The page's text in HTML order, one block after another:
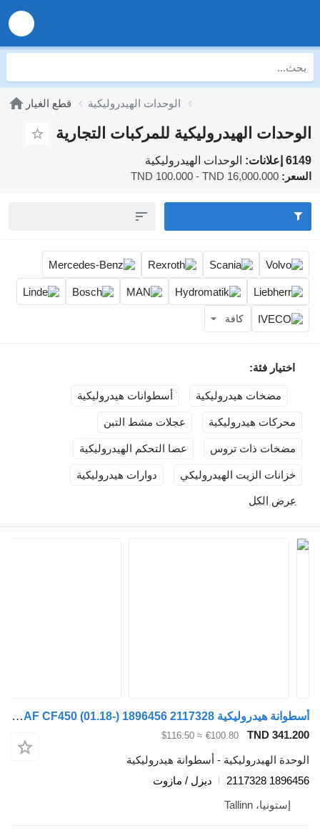
قطع الغيار الوحدات الهيدروليكية
للمركبات التجارية
الوحدات الهيدروليكية
TND 100.000 - TND
كافة
هيدروليكية أسطوانات هيدروليكية
عجلات مشط التبن
تروس عصا التحكم الهيدروليكية
الهيدروليكي دوارات هيدروليكية
أسطوانة هيدروليكية DAF CF450 (01.18-) 1896456 2117328 لـ السيارات القاطرة DAF CF450, CF460 (2017-)
€100.80
≈ $116.50
- أسطوانة هيدروليكية
ديزل / مازوت